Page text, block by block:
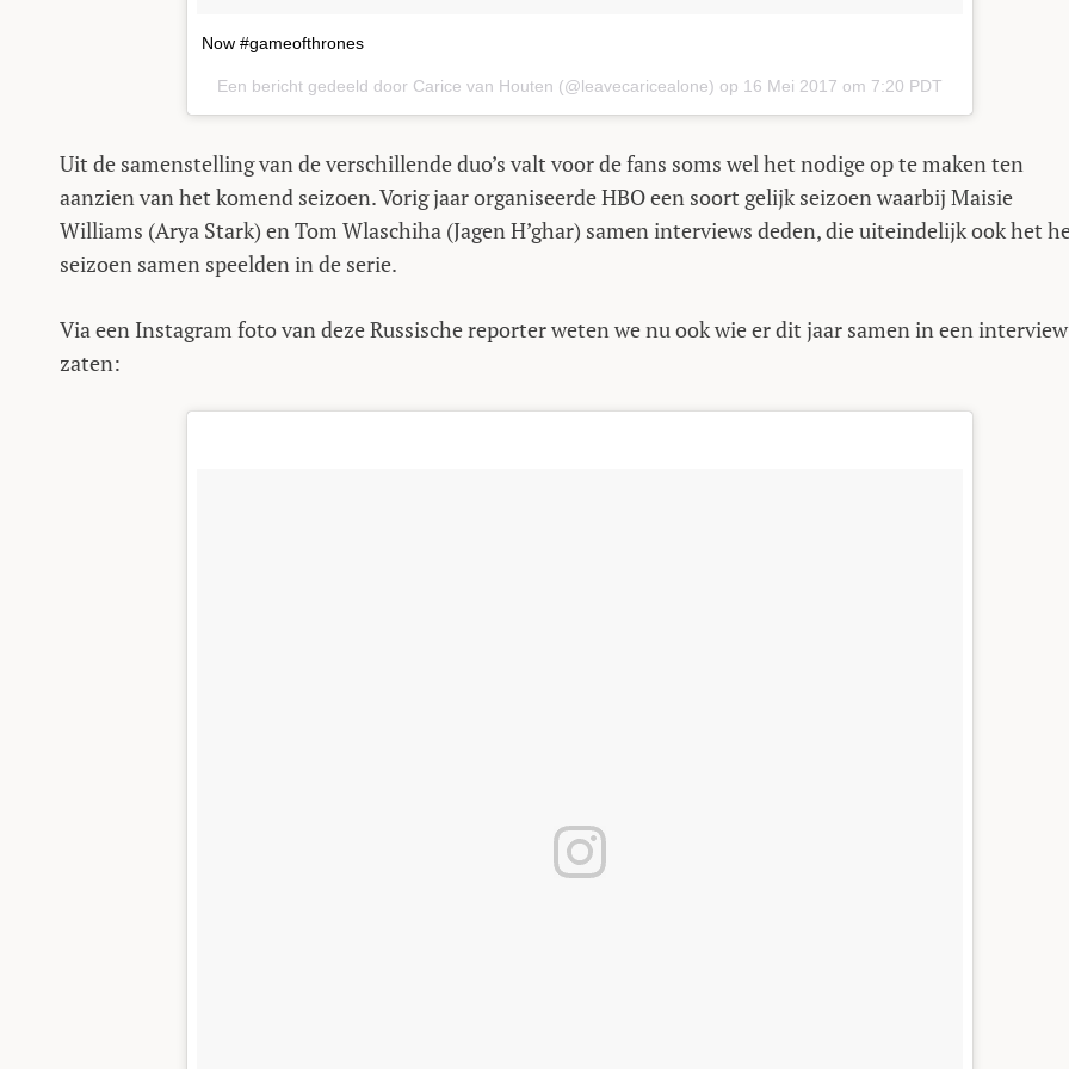
Now #gameofthrones
Een bericht gedeeld door Carice van Houten (@leavecaricealone) op 16 Mei 2017 om 7:20 PDT
Uit de samenstelling van de verschillende duo’s valt voor de fans soms wel het nodige op te maken ten
aanzien van het komend seizoen. Vorig jaar organiseerde HBO een soort gelijk seizoen waarbij Maisie
Williams (Arya Stark) en Tom Wlaschiha (Jagen H’ghar) samen interviews deden, die uiteindelijk ook het
seizoen samen speelden in de serie.
Via een Instagram foto van deze Russische reporter weten we nu ook wie er dit jaar samen in een interview
zaten: